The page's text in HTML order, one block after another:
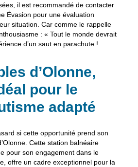
il est recommandé de contacter
Évasion pour une évaluation
situation. Car comme le rappelle
: « Tout le monde devrait
d’un saut en parachute !
d’Olonne,
pour le
adapté
si cette opportunité prend son
. Cette station balnéaire
pour son engagement dans le
offre un cadre exceptionnel pour la